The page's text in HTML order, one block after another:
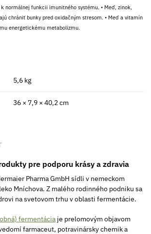
normálnej funkcii imunitného systému. • Meď, zinok,
chrániť bunky pred oxidačným stresom. • Meď a vitamín
energetickému metabolizmu.
5,6 kg
36 × 7,9 × 40,2 cm
pre podporu krásy a zdravia
Pharma GmbH sídli v nemeckom
Mníchova. Z malého rodinného podniku sa
na svetovom trhu v oblasti fermentácie.
fermentácia je prelomovým objavom
farmaceut, potravinársky chemik a